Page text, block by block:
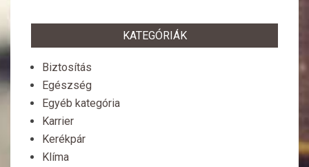
KATEGÓRIÁK
Biztosítás
Egészség
Egyéb kategória
Karrier
Kerékpár
Klíma